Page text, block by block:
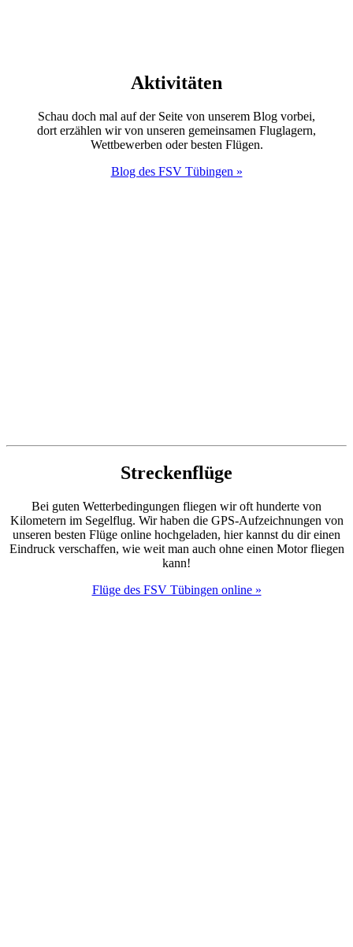
Aktivitäten
Schau doch mal auf der Seite von unserem Blog vorbei,
dort erzählen wir von unseren gemeinsamen Fluglagern,
Wettbewerben oder besten Flügen.
Blog des FSV Tübingen »
Streckenflüge
Bei guten Wetterbedingungen fliegen wir oft hunderte von
Kilometern im Segelflug. Wir haben die GPS-Aufzeichnungen von
unseren besten Flüge online hochgeladen, hier kannst du dir einen
Eindruck verschaffen, wie weit man auch ohne einen Motor fliegen
kann!
Flüge des FSV Tübingen online »